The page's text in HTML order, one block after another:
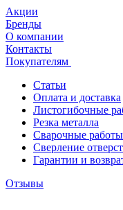
Акции
Бренды
О компании
Контакты
Покупателям
Статьи
Оплата и доставка
Листогибочные
Резка металла
Сварочные работы
Сверление
Гарантии и
Отзывы